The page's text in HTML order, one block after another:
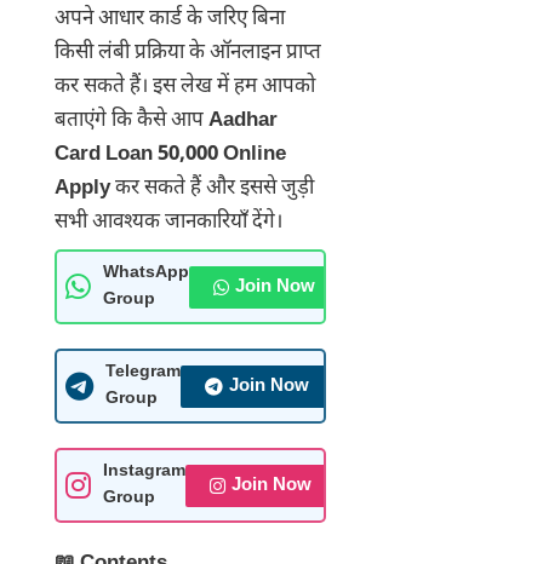
अपने आधार कार्ड के जरिए बिना
किसी लंबी प्रक्रिया के ऑनलाइन प्राप्त
कर सकते हैं। इस लेख में हम आपको
बताएंगे कि कैसे आपAadhar
Card Loan 50,000 Online
Applyकर सकते हैं और इससे जुड़ी
सभी आवश्यक जानकारियाँ देंगे।
WhatsApp
Group
Join Now
Telegram
Group
Join Now
Instagram
Group
Join Now